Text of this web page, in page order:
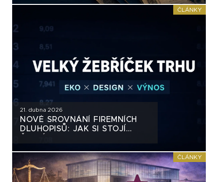
ČLÁNKY
21. dubna 2026
NOVÉ SROVNÁNÍ FIREMNÍCH
DLUHOPISŮ: JAK SI STOJÍ
ČLÁNKY